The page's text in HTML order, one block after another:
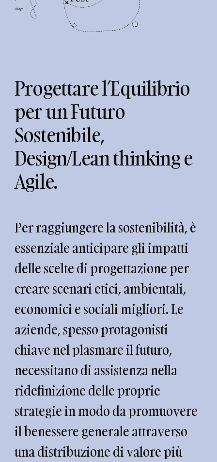
Progettare l’Equilibrio
per un Futuro
Sostenibile,
Design/Lean thinking e
Agile.
Per raggiungere la sostenibilità, è
essenziale anticipare gli impatti
delle scelte di progettazione per
creare scenari etici, ambientali,
economici e sociali migliori. Le
aziende, spesso protagonisti
chiave nel plasmare il futuro,
necessitano di assistenza nella
ridefinizione delle proprie
strategie in modo da promuovere
il benessere generale attraverso
una distribuzione di valore più